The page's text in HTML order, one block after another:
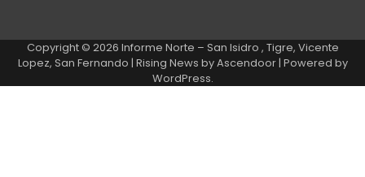
Copyright © 2026 Informe Norte – San Isidro , Tigre, Vicente
Lopez, San Fernando | Rising News byAscendoor| Powered by
WordPress.